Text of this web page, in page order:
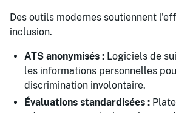
Des outils modernes soutiennent
inclusion.
ATS anonymisés : Logiciels de
les informations personnelles
discrimination involontaire.
Évaluations standardisées :